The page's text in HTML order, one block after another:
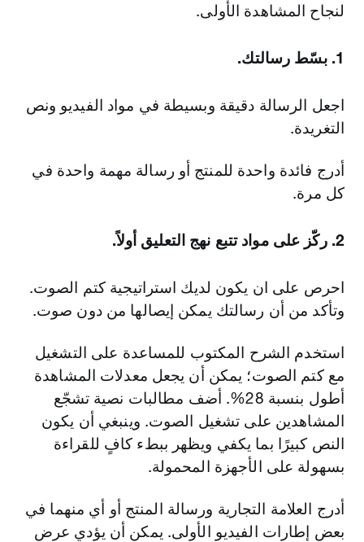
لنجاح المشاهدة الأولى.
1. بسّط رسالتك.
اجعل الرسالة دقيقة وبسيطة في مواد الفيديو ونص
التغريدة.
أدرج فائدة واحدة للمنتج أو رسالة مهمة واحدة في
كل مرة.
2. ركّز على مواد تتبع نهج التعليق أولاً.
احرص على ان يكون لديك استراتيجية كتم الصوت.
وتأكد من أن رسالتك يمكن إيصالها من دون صوت.
استخدم الشرح المكتوب للمساعدة على التشغيل
مع كتم الصوت؛ يمكن أن يجعل معدلات المشاهدة
أطول بنسبة 28%. أضف مطالبات نصية تشجّع
المشاهدين على تشغيل الصوت. وينبغي أن يكون
النص كبيرًا بما يكفي ويظهر ببطء كافٍ للقراءة
بسهولة على الأجهزة المحمولة.
أدرج العلامة التجارية ورسالة المنتج أو أي منهما في
بعض إطارات الفيديو الأولى. يمكن أن يؤدي عرض